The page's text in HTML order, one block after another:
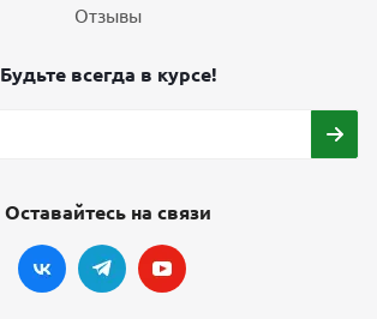
Отзывы
Будьте всегда в курсе!
Оставайтесь на связи